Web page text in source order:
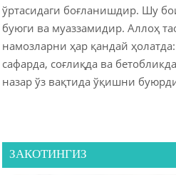
ўртасидаги боғланишдир. Шу
буюги ва муаззамидир. Аллоҳ
намозларни ҳар қандай
сафарда, соғлиқда ва
назар ўз вақтида ўқишни
ЗАКОТИНГИЗ